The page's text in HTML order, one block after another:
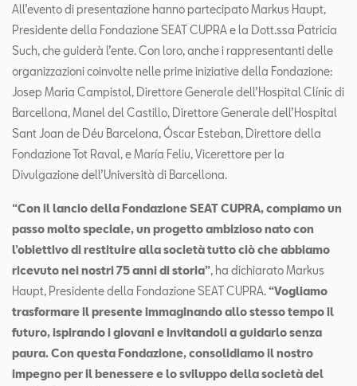
All’evento di presentazione hanno partecipato Markus Haupt,
Presidente della Fondazione SEAT CUPRA e la Dott.ssa Patricia
Such, che guiderà l’ente. Con loro, anche i rappresentanti delle
organizzazioni coinvolte nelle prime iniziative della Fondazione:
Josep Maria Campistol, Direttore Generale dell’Hospital Clínic di
Barcellona, Manel del Castillo, Direttore Generale dell’Hospital
Sant Joan de Déu Barcelona, Óscar Esteban, Direttore della
Fondazione Tot Raval, e María Feliu, Vicerettore per la
Divulgazione dell’Università di Barcellona.
“Con il lancio della Fondazione SEAT CUPRA, compiamo un
passo molto speciale, un progetto ambizioso nato con
l’obiettivo di restituire alla società tutto ciò che abbiamo
ricevuto nei nostri 75 anni di storia”, ha dichiarato Markus
Haupt, Presidente della Fondazione SEAT CUPRA. “Vogliamo
trasformare il presente immaginando allo stesso tempo il
futuro, ispirando i giovani e invitandoli a guidarlo senza
paura. Con questa Fondazione, consolidiamo il nostro
impegno per il benessere e lo sviluppo della società del